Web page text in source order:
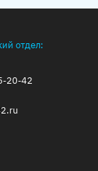
отдел:
20-42